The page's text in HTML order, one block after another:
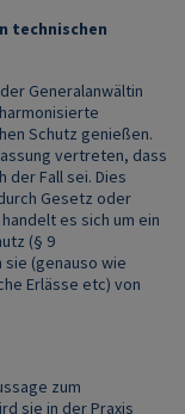
technischen
Generalanwältin
Schutz genießen.
vertreten, dass
der Fall sei. Dies
Gesetz oder
es sich um ein
(§ 9
(genauso wie
Erlässe etc) von
zum
sie in der Praxis